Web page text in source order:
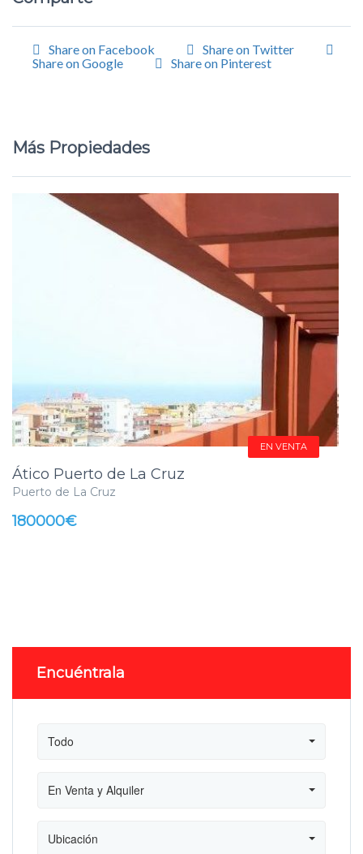
Share on Facebook
Share on Twitter
Share on Google
Share on Pinterest
Más Propiedades
EN VENTA
Ático Puerto de La Cruz
Puerto de La Cruz
180000€
Encuéntrala
Todo
En Venta y Alquiler
Ubicación